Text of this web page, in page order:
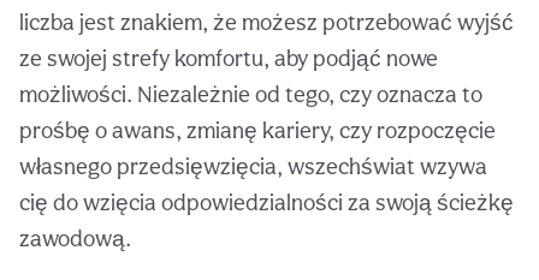
liczba jest znakiem, że możesz potrzebować wyjść
ze swojej strefy komfortu, aby podjąć nowe
możliwości. Niezależnie od tego, czy oznacza to
prośbę o awans, zmianę kariery, czy rozpoczęcie
własnego przedsięwzięcia, wszechświat wzywa
cię do wzięcia odpowiedzialności za swoją ścieżkę
zawodową.